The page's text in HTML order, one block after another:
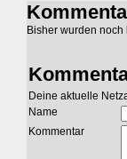
Bisher wurden
Deine aktuelle
Name
Kommentar